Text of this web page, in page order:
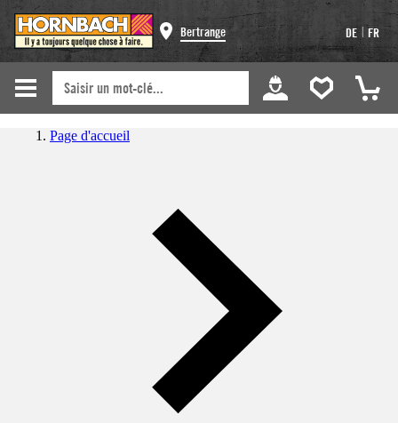
Bertrange DE | FR
Page d'accueil